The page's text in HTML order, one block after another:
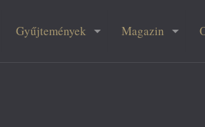
Gyűjtemények Magazin